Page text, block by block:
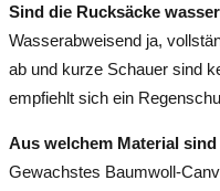
Sind die Rucksäcke
Wasserabweisend ja,
ab und kurze Schauer sind
empfiehlt sich ein
Aus welchem Material
Gewachstes Baumwoll-